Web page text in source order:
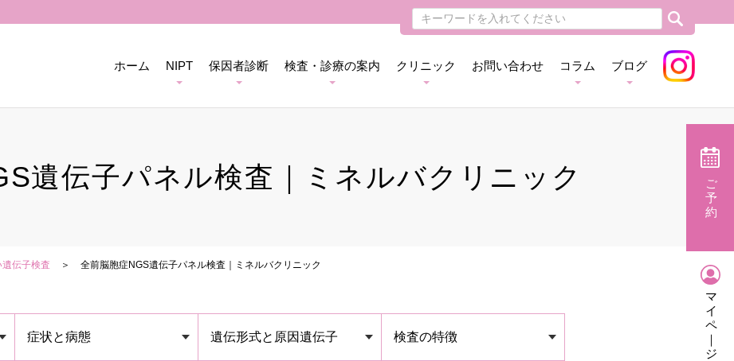
ホーム NIPT 保因者診断 検査・診療の案内 クリニック お問い合わせ コラム ブログ
遺伝子パネル検査｜ミネルバクリニック
伝子検査 全前脳胞症NGS遺伝子パネル検査｜ミネルバクリニック
症状と病態 遺伝形式と原因遺伝子 検査の特徴
ご
予
約
マ
イ
ペ
｜
ジ